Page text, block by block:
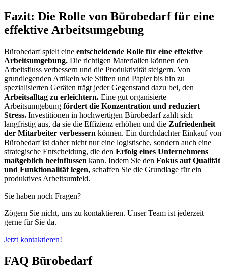
Fazit: Die Rolle von Bürobedarf für eine
effektive Arbeitsumgebung
Bürobedarf spielt eine entscheidende Rolle für eine effektive
Arbeitsumgebung. Die richtigen Materialien können den
Arbeitsfluss verbessern und die Produktivität steigern. Von
grundlegenden Artikeln wie Stiften und Papier bis hin zu
spezialisierten Geräten trägt jeder Gegenstand dazu bei, den
Arbeitsalltag zu erleichtern. Eine gut organisierte
Arbeitsumgebung fördert die Konzentration und reduziert
Stress. Investitionen in hochwertigen Bürobedarf zahlt sich
langfristig aus, da sie die Effizienz erhöhen und die Zufriedenheit
der Mitarbeiter verbessern können. Ein durchdachter Einkauf von
Bürobedarf ist daher nicht nur eine logistische, sondern auch eine
strategische Entscheidung, die den Erfolg eines Unternehmens
maßgeblich beeinflussen kann. Indem Sie den Fokus auf Qualität
und Funktionalität legen, schaffen Sie die Grundlage für ein
produktives Arbeitsumfeld.
Sie haben noch Fragen?
Zögern Sie nicht, uns zu kontaktieren. Unser Team ist jederzeit
gerne für Sie da.
Jetzt kontaktieren!
FAQ Bürobedarf